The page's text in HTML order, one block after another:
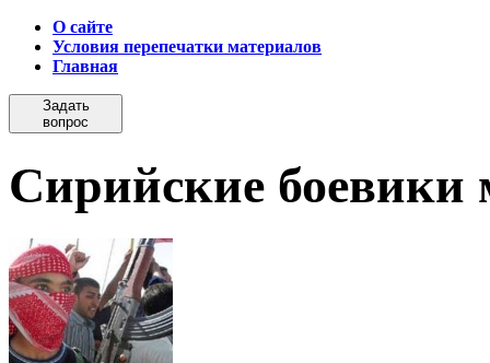
О сайте
Условия перепечатки материалов
Главная
Задать
вопрос
Сирийские боевики